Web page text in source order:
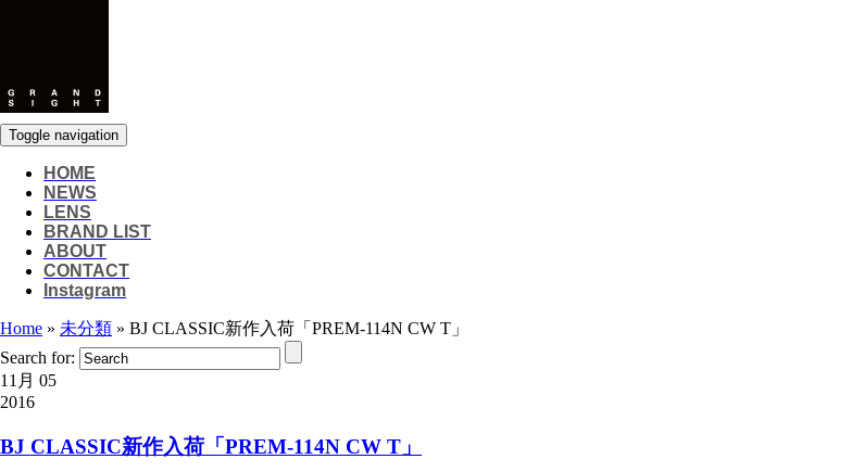
Toggle navigation
HOME
NEWS
LENS
BRAND LIST
ABOUT
CONTACT
Instagram
Home » 未分類 » BJ CLASSIC新作入荷「PREM-114N CW T」
Search for:
11月 05
2016
BJ CLASSIC新作入荷「PREM-114N CW T」